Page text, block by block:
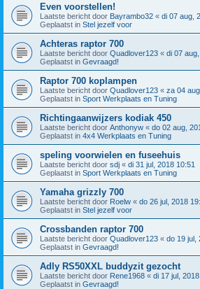
Even voorstellen!
Laatste bericht door Bayrambo32 « di 07 aug,
Geplaatst in Stel jezelf voor
Achteras raptor 700
Laatste bericht door Quadlover123 « di 07
Geplaatst in Gevraagd!
Raptor 700 koplampen
Laatste bericht door Quadlover123 « za 04
Geplaatst in Sport Werkplaats en Tuning
Richtingaanwijzers kodiak 450
Laatste bericht door Anthonyw « do 02 aug,
Geplaatst in 4x4 Werkplaats en Tuning
speling voorwielen en fuseehuis
Laatste bericht door sdj « di 31 jul, 2018 10:51
Geplaatst in Sport Werkplaats en Tuning
Yamaha grizzly 700
Laatste bericht door Roelw « do 26 jul, 2018
Geplaatst in Stel jezelf voor
Crossbanden raptor 700
Laatste bericht door Quadlover123 « do 19 jul,
Geplaatst in Gevraagd!
Adly RS50XXL buddyzit gezocht
Laatste bericht door Rene1968 « di 17 jul,
Geplaatst in Gevraagd!